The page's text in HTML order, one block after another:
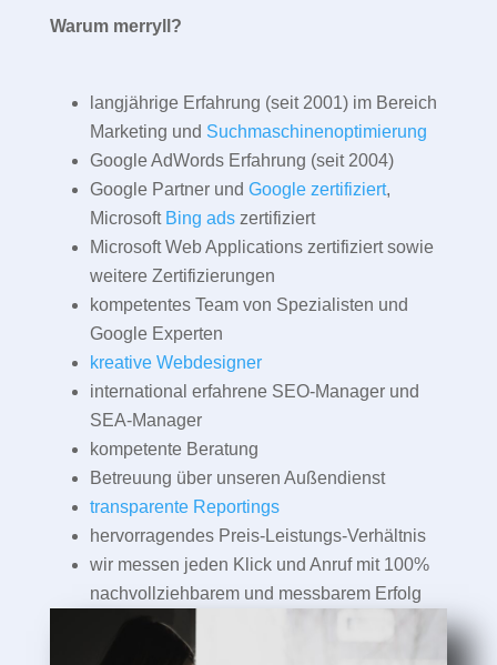
Warum merryll?
langjährige Erfahrung (seit 2001) im Bereich
Marketing und Suchmaschinenoptimierung
Google AdWords Erfahrung (seit 2004)
Google Partner und Google zertifiziert,
Microsoft Bing adszertifiziert
Microsoft Web Applications zertifiziert sowie
weitere Zertifizierungen
kompetentes Team von Spezialisten und
Google Experten
kreative Webdesigner
international erfahrene SEO-Manager und
SEA-Manager
kompetente Beratung
Betreuung über unseren Außendienst
transparente Reportings
hervorragendes Preis-Leistungs-Verhältnis
wir messen jeden Klick und Anruf mit 100%
nachvollziehbarem und messbarem Erfolg